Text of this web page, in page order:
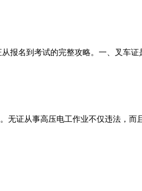
报名到考试的完整攻略。一、叉车证
无证从事高压电工作业不仅违法，而